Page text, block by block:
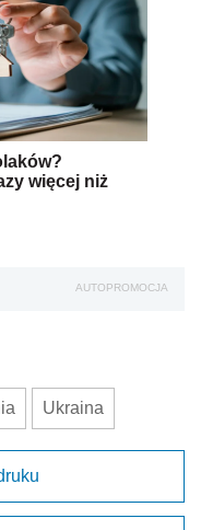
więcej niż
AUTOPROMOCJA
Ukraina